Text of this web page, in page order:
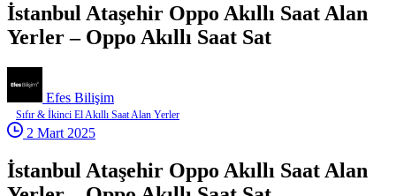
İstanbul Ataşehir Oppo Akıllı Saat Alan
Yerler – Oppo Akıllı Saat Sat
Efes Bilişim
Sıfır & İkinci El Akıllı Saat Alan Yerler
2 Mart 2025
İstanbul Ataşehir Oppo Akıllı Saat Alan